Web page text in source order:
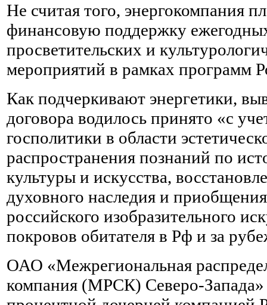
Не считая того, энергокомпания
финансовую поддержку
просветительских и
мероприятий в рамках программ
Как подчеркивают энергетики,
договора водилось принято «с
госполитики в области
распространения познаний по
культуры и искусства,
духовного наследия и
российского изобразительного
покровов обитателя в Рф и за
ОАО «Межрегиональная
компания (МРСК) Северо-Запада»